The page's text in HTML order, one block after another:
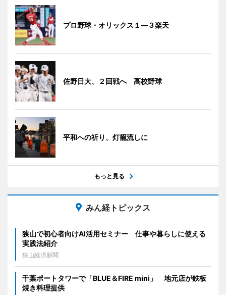
プロ野球・オリックス１―３楽天
佐野日大、２回戦へ 高校野球
平和への祈り、灯籠流しに
もっと見る
みん経トピックス
狭山で初心者向けAI活用セミナー 仕事や暮らしに使える
実践法紹介
狭山経済新聞
千葉ポートタワーで「BLUE＆FIRE mini」 地元店が鉄板
焼き料理提供